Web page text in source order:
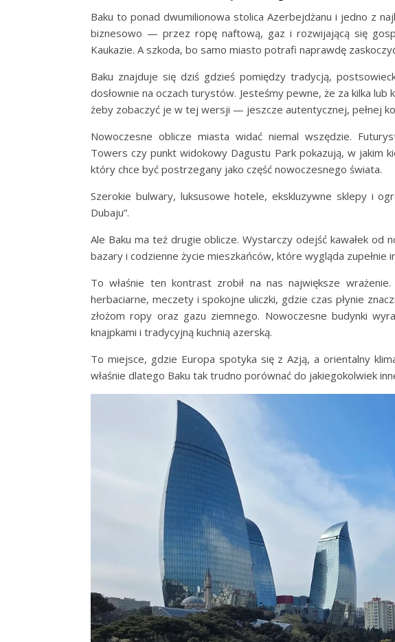
Baku to ponad dwumilionowa stolica Azerbejdżanu i jedno z
biznesowo — przez ropę naftową, gaz i rozwijającą się
Kaukazie. A szkoda, bo samo miasto potrafi naprawdę
Baku znajduje się dziś gdzieś pomiędzy tradycją,
dosłownie na oczach turystów. Jesteśmy pewne, że za kilka
żeby zobaczyć je w tej wersji — jeszcze autentycznej, pełnej
Nowoczesne oblicze miasta widać niemal wszędzie.
Towers czy punkt widokowy Dagustu Park pokazują, w jakim
który chce być postrzegany jako część nowoczesnego świata.
Szerokie bulwary, luksusowe hotele, ekskluzywne sklepy i
Dubaju”.
Ale Baku ma też drugie oblicze. Wystarczy odejść kawałek
bazary i codzienne życie mieszkańców, które wygląda zupełnie
To właśnie ten kontrast zrobił na nas największe
herbaciarne, meczety i spokojne uliczki, gdzie czas płynie
złożom ropy oraz gazu ziemnego. Nowoczesne budynki
knajpkami i tradycyjną kuchnią azerską.
To miejsce, gdzie Europa spotyka się z Azją, a orientalny
właśnie dlatego Baku tak trudno porównać do jakiegokolwiek